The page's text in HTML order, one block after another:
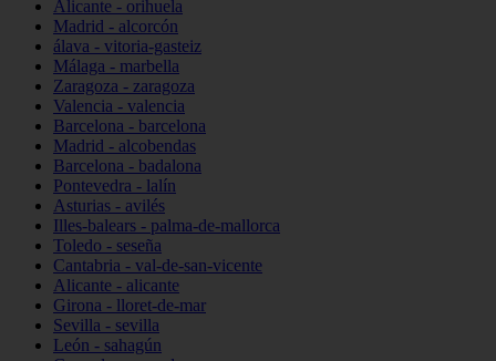
Alicante - orihuela
Madrid - alcorcón
álava - vitoria-gasteiz
Málaga - marbella
Zaragoza - zaragoza
Valencia - valencia
Barcelona - barcelona
Madrid - alcobendas
Barcelona - badalona
Pontevedra - lalín
Asturias - avilés
Illes-balears - palma-de-mallorca
Toledo - seseña
Cantabria - val-de-san-vicente
Alicante - alicante
Girona - lloret-de-mar
Sevilla - sevilla
León - sahagún